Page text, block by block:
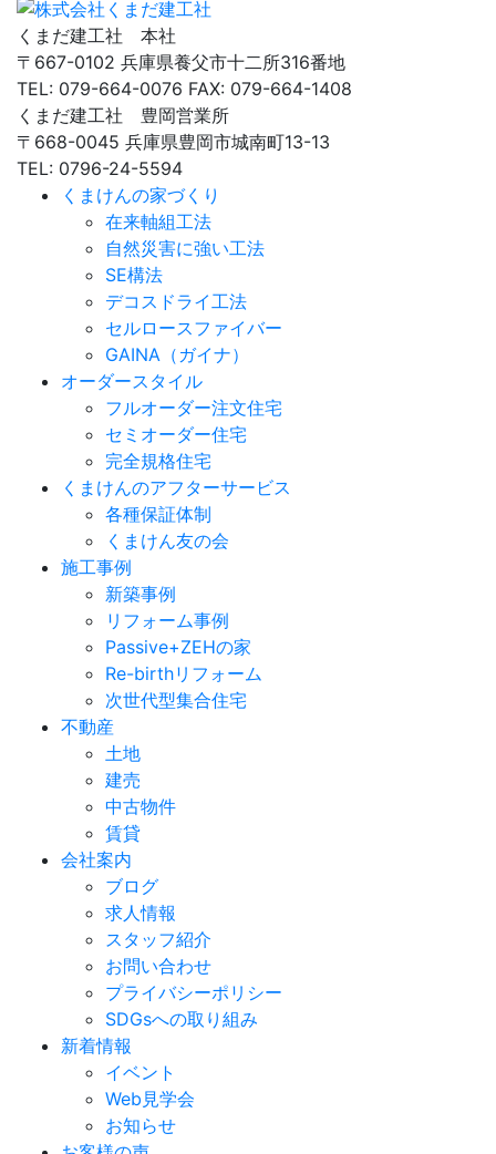
くまだ建工社 本社
〒667-0102 兵庫県養父市十二所316番地
TEL: 079-664-0076 FAX: 079-664-1408
くまだ建工社 豊岡営業所
〒668-0045 兵庫県豊岡市城南町13-13
TEL: 0796-24-5594
くまけんの家づくり
在来軸組工法
自然災害に強い工法
SE構法
デコスドライ工法
セルロースファイバー
GAINA（ガイナ）
オーダースタイル
フルオーダー注文住宅
セミオーダー住宅
完全規格住宅
くまけんのアフターサービス
各種保証体制
くまけん友の会
施工事例
新築事例
リフォーム事例
Passive+ZEHの家
Re-birthリフォーム
次世代型集合住宅
不動産
土地
建売
中古物件
賃貸
会社案内
ブログ
求人情報
スタッフ紹介
お問い合わせ
プライバシーポリシー
SDGsへの取り組み
新着情報
イベント
Web見学会
お知らせ